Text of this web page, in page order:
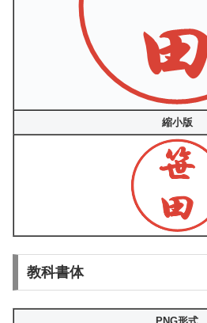
縮小版
教科書体